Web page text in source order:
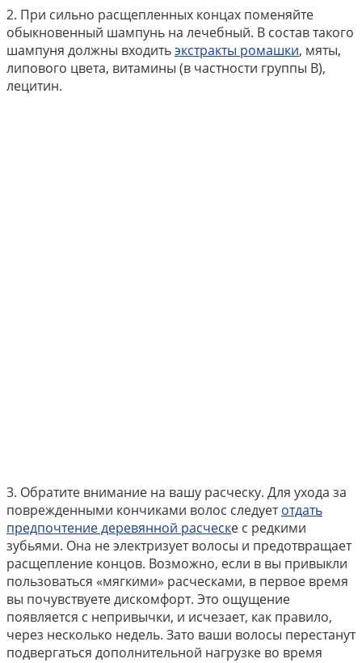
2. При сильно расщепленных концах поменяйте
обыкновенный шампунь на лечебный. В состав такого
шампуня должны входитьэкстракты ромашки, мяты,
липового цвета, витамины (в частности группы В),
лецитин.
3. Обратите внимание на вашу расческу. Для ухода за
поврежденными кончиками волос следуетотдать
предпочтение деревянной расческе с редкими
зубьями. Она не электризует волосы и предотвращает
расщепление концов. Возможно, если в вы привыкли
пользоваться «мягкими» расческами, в первое время
вы почувствуете дискомфорт. Это ощущение
появляется с непривычки, и исчезает, как правило,
через несколько недель. Зато ваши волосы перестанут
подвергаться дополнительной нагрузке во время